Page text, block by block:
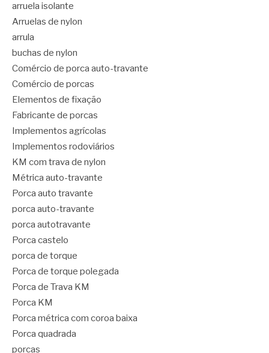
arruela isolante
Arruelas de nylon
arrula
buchas de nylon
Comércio de porca auto-travante
Comércio de porcas
Elementos de fixação
Fabricante de porcas
Implementos agrícolas
Implementos rodoviários
KM com trava de nylon
Métrica auto-travante
Porca auto travante
porca auto-travante
porca autotravante
Porca castelo
porca de torque
Porca de torque polegada
Porca de Trava KM
Porca KM
Porca métrica com coroa baixa
Porca quadrada
porcas